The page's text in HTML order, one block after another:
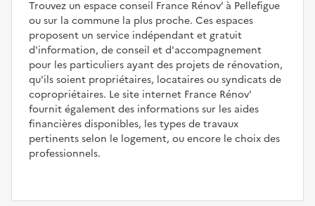
Trouvez un espace conseil France Rénov’ à Pellefigue
ou sur la commune la plus proche. Ces espaces
proposent un service indépendant et gratuit
d'information, de conseil et d'accompagnement
pour les particuliers ayant des projets de rénovation,
qu'ils soient propriétaires, locataires ou syndicats de
copropriétaires. Le site internet France Rénov'
fournit également des informations sur les aides
financières disponibles, les types de travaux
pertinents selon le logement, ou encore le choix des
professionnels.